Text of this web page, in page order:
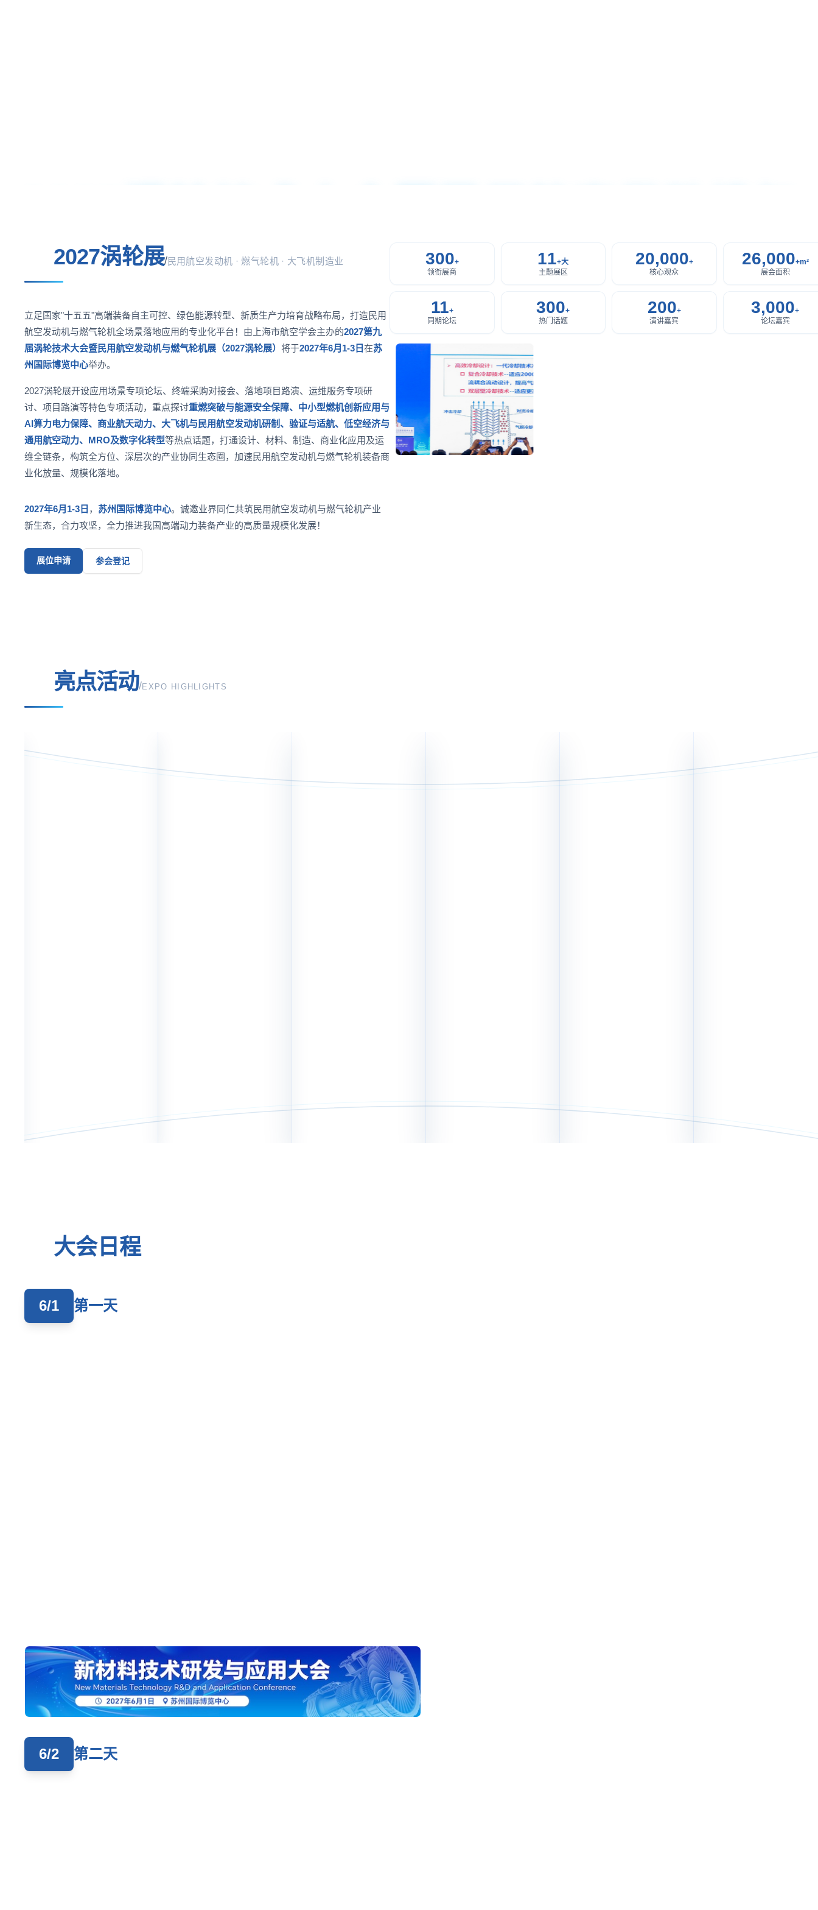
燃气轮机展
民用航空发动机 · 燃气轮机 · 大飞机制造业
时间
2027年6月1-3日
June 1-3, 2027
苏州国际博览中心
Suzhou International Expo Center, China
展位预定
2027涡轮展/民用航空发动机 · 燃气轮机 · 大飞机制造业
立足国家"十五五"高端装备自主可控、绿色能源转型、新质生产力培育战略布局，打造民用
航空发动机与燃气轮机全场景落地应用的专业化平台！由上海市航空学会主办的2027第九
届涡轮技术大会暨民用航空发动机与燃气轮机展（2027涡轮展） 将于2027年6月1-3日在苏
州国际博览中心举办。
2027涡轮展开设应用场景专项论坛、终端采购对接会、落地项目路演、运维服务专项研
讨、项目路演等特色专项活动，重点探讨重燃突破与能源安全保障、中小型燃机创新应用与
AI算力电力保障、商业航天动力、大飞机与民用航空发动机研制、验证与适航、低空经济与
通用航空动力、MRO及数字化转型等热点话题，打通设计、材料、制造、商业化应用及运
维全链条，构筑全方位、深层次的产业协同生态圈，加速民用航空发动机与燃气轮机装备商
业化放量、规模化落地。
2027年6月1-3日 ， 苏州国际博览中心。诚邀业界同仁共筑民用航空发动机与燃气轮机产业
新生态，合力攻坚，全力推进我国高端动力装备产业的高质量规模化发展！
展位申请 参会登记
300+
领衔展商
11+大
主题展区
20,000+
核心观众
26,000+m²
展会面积
11+
同期论坛
300+
热门话题
200+
演讲嘉宾
3,000+
论坛嘉宾
亮点活动/EXPO HIGHLIGHTS
大会日程
6/1 第一天
6/2 第二天